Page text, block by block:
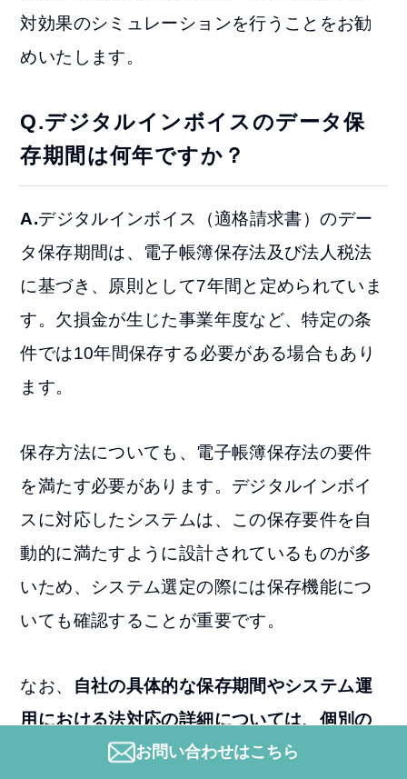
対効果のシミュレーションを行うことをお勧
めいたします。
Q.デジタルインボイスのデータ保
存期間は何年ですか？
A.デジタルインボイス（適格請求書）のデー
タ保存期間は、電子帳簿保存法及び法人税法
に基づき、原則として7年間と定められていま
す。欠損金が生じた事業年度など、特定の条
件では10年間保存する必要がある場合もあり
ます。
保存方法についても、電子帳簿保存法の要件
を満たす必要があります。デジタルインボイ
スに対応したシステムは、この保存要件を自
動的に満たすように設計されているものが多
いため、システム選定の際には保存機能につ
いても確認することが重要です。
なお、
自社の具体的な保存期間やシステム運
用における法対応の詳細については、個別の
事情や最新の法規制を踏まえる必要があるた
お問い合わせはこちら